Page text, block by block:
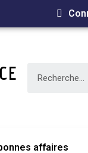
affaires